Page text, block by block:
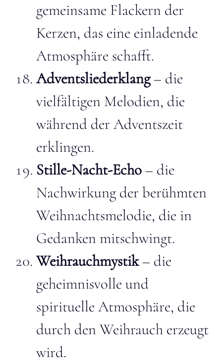
gemeinsame Flackern der
Kerzen, das eine einladende
Atmosphäre schafft.
Adventsliederklang– die
vielfältigen Melodien, die
während der Adventszeit
erklingen.
Stille-Nacht-Echo – die
Nachwirkung der berühmten
Weihnachtsmelodie, die in
Gedanken mitschwingt.
Weihrauchmystik– die
geheimnisvolle und
spirituelle Atmosphäre, die
durch den Weihrauch erzeugt
wird.